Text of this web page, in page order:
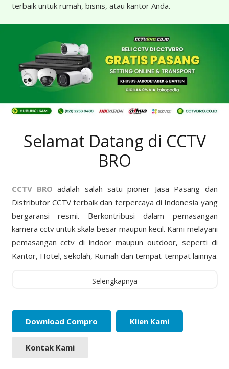
terbaik untuk rumah, bisnis, atau kantor Anda.
Selamat Datang di CCTV
BRO
CCTV BRO adalah salah satu pioner Jasa Pasang dan
Distributor CCTV terbaik dan terpercaya di Indonesia yang
bergaransi resmi. Berkontribusi dalam pemasangan
kamera cctv untuk skala besar maupun kecil. Kami melayani
pemasangan cctv di indoor maupun outdoor, seperti di
Kantor, Hotel, sekolah, Rumah dan tempat-tempat lainnya.
Selengkapnya
Download Compro Klien Kami
Kontak Kami